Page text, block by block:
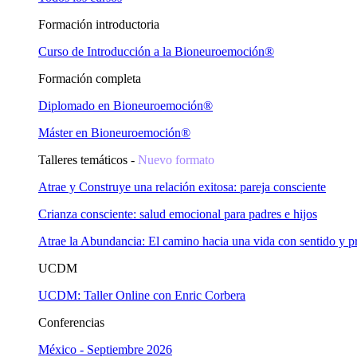
Formación introductoria
Curso de Introducción a la Bioneuroemoción®
Formación completa
Diplomado en Bioneuroemoción®
Máster en Bioneuroemoción®
Talleres temáticos - Nuevo formato
Atrae y Construye una relación exitosa: pareja consciente
Crianza consciente: salud emocional para padres e hijos
Atrae la Abundancia: El camino hacia una vida con sentido y
UCDM
UCDM: Taller Online con Enric Corbera
Conferencias
México - Septiembre 2026